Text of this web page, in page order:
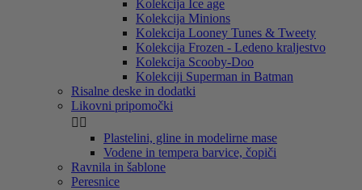
Kolekcija Ice age
Kolekcija Minions
Kolekcija Looney Tunes & Tweety
Kolekcija Frozen - Ledeno kraljestvo
Kolekcija Scooby-Doo
Kolekciji Superman in Batman
Risalne deske in dodatki
Likovni pripomočki
 
Plastelini, gline in modelirne mase
Vodene in tempera barvice, čopiči
Ravnila in šablone
Peresnice